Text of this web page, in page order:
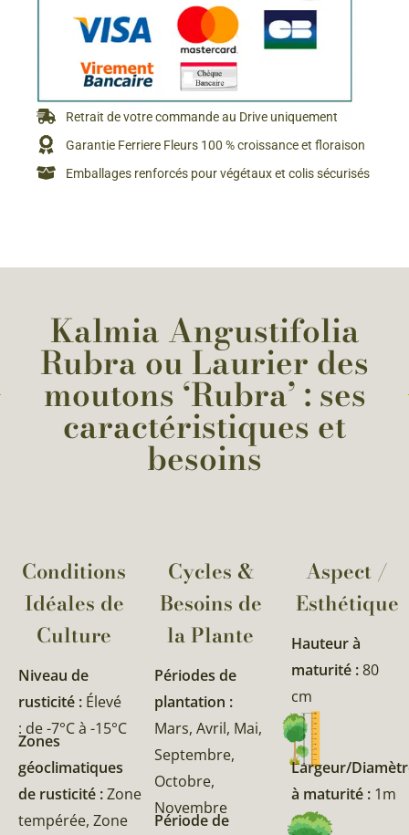
Retrait de votre commande au Drive uniquement
Garantie Ferriere Fleurs 100 % croissance et floraison
Emballages renforcés pour végétaux et colis sécurisés
Kalmia Angustifolia
Rubra ou Laurier des
moutons ‘Rubra’ : ses
caractéristiques et
besoins
Conditions
Idéales de
Culture
Niveau de
rusticité : Élevé
: de -7°C à -15°C
Zones
géoclimatiques
de rusticité :Zone
tempérée, Zone
Cycles &
Besoins de
la Plante​
Périodes de
plantation :
Mars, Avril, Mai,
Septembre,
Octobre,
Novembre
Période de
Aspect /
Esthétique
Hauteur à
maturité :80
cm
Largeur/
à maturité : 1m